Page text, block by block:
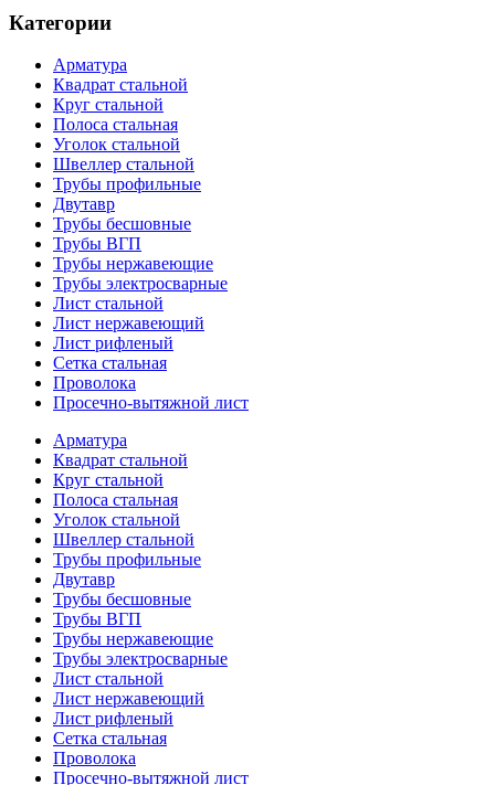
Категории
Арматура
Квадрат стальной
Круг стальной
Полоса стальная
Уголок стальной
Швеллер стальной
Трубы профильные
Двутавр
Трубы бесшовные
Трубы ВГП
Трубы нержавеющие
Трубы электросварные
Лист стальной
Лист нержавеющий
Лист рифленый
Сетка стальная
Проволока
Просечно-вытяжной лист
Арматура
Квадрат стальной
Круг стальной
Полоса стальная
Уголок стальной
Швеллер стальной
Трубы профильные
Двутавр
Трубы бесшовные
Трубы ВГП
Трубы нержавеющие
Трубы электросварные
Лист стальной
Лист нержавеющий
Лист рифленый
Сетка стальная
Проволока
Просечно-вытяжной лист